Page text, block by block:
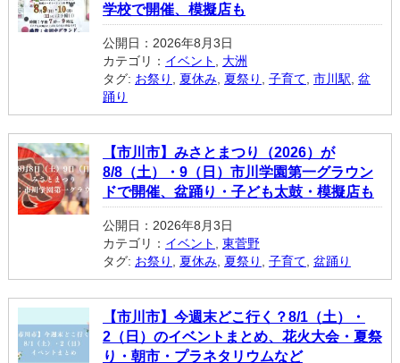
学校で開催、模擬店も
公開日：2026年8月3日
カテゴリ： イベント
大洲
タグ: お祭り 夏休み, 夏祭り 子育て 市川駅 盆
踊り
【市川市】みさとまつり（2026）が
8/8（土）・9（日）市川学園第一グラウン
ドで開催、盆踊り・子ども太鼓・模擬店も
公開日：2026年8月3日
カテゴリ： イベント
東菅野
タグ: お祭り 夏休み, 夏祭り 子育て 盆踊り
【市川市】今週末どこ行く？8/1（土）・
2（日）のイベントまとめ、花火大会・夏祭
り・朝市・プラネタリウムなど